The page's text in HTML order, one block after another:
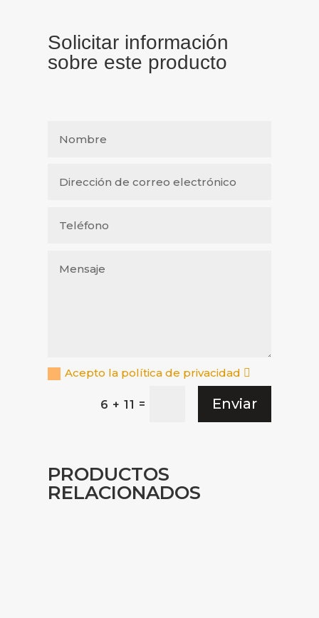
Solicitar información
sobre este producto
Acepto la política de privacidad
6 + 11 = Enviar
PRODUCTOS
RELACIONADOS